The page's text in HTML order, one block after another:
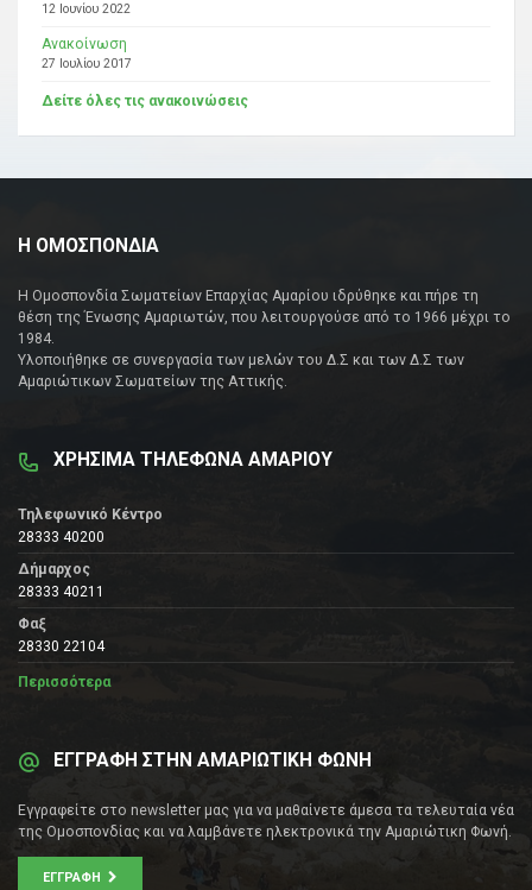
12 Ιουνίου 2022
Ανακοίνωση
27 Ιουλίου 2017
Δείτε όλες τις ανακοινώσεις
Η ΟΜΟΣΠΟΝΔΙΑ
Η Ομοσπονδία Σωματείων Επαρχίας Αμαρίου ιδρύθηκε και πήρε τη
θέση της Ένωσης Αμαριωτών, που λειτουργούσε από το 1966 μέχρι το
1984.
Υλοποιήθηκε σε συνεργασία των μελών του Δ.Σ και των Δ.Σ των
Αμαριώτικων Σωματείων της Αττικής.
ΧΡΗΣΙΜΑ ΤΗΛΕΦΩΝΑ ΑΜΑΡΙΟΥ
Τηλεφωνικό Κέντρο
28333 40200
Δήμαρχος
28333 40211
Φαξ
28330 22104
Περισσότερα
ΕΓΓΡΑΦΗ ΣΤΗΝ ΑΜΑΡΙΩΤΙΚΗ ΦΩΝΗ
Εγγραφείτε στο newsletter μας για να μαθαίνετε άμεσα τα τελευταία νέα
της Ομοσπονδίας και να λαμβάνετε ηλεκτρονικά την Αμαριώτικη Φωνή.
ΕΓΓΡΑΦΉ